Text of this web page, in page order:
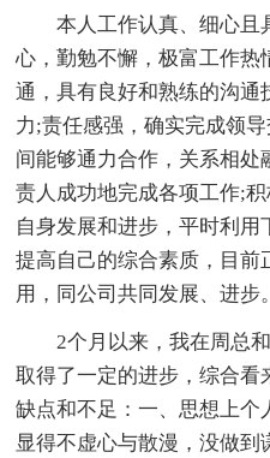
本人工作认真、细心且
心，勤勉不懈，极富工作热
通，具有良好和熟练的沟
力;责任感强，确实完成领
间能够通力合作，关系相处
责人成功地完成各项工作;
自身发展和进步，平时利
提高自己的综合素质，目
用，同公司共同发展、进步。
2个月以来，我在周总
取得了一定的进步，综合看
缺点和不足：一、思想上个
显得不虚心与散漫，没做